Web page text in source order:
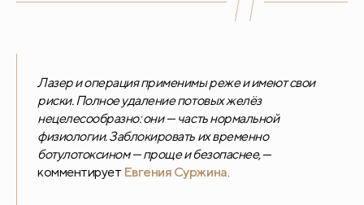
Лазер и операция применимы реже и имеют свои
риски. Полное удаление потовых желёз
нецелесообразно: они — часть нормальной
физиологии. Заблокировать их временно
ботулотоксином — проще и безопаснее,—
комментирует Евгения Суржина.